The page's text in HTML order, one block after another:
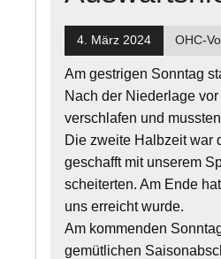
4. März 2024 OHC-
Am gestrigen Sonntag
Nach der Niederlage
verschlafen und
Die zweite Halbzeit war
geschafft mit unserem
scheiterten. Am Ende
uns erreicht wurde.
Am kommenden
gemütlichen